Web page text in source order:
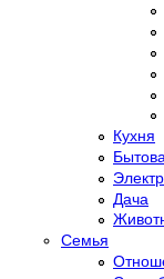
Кухня
Дача
Семья